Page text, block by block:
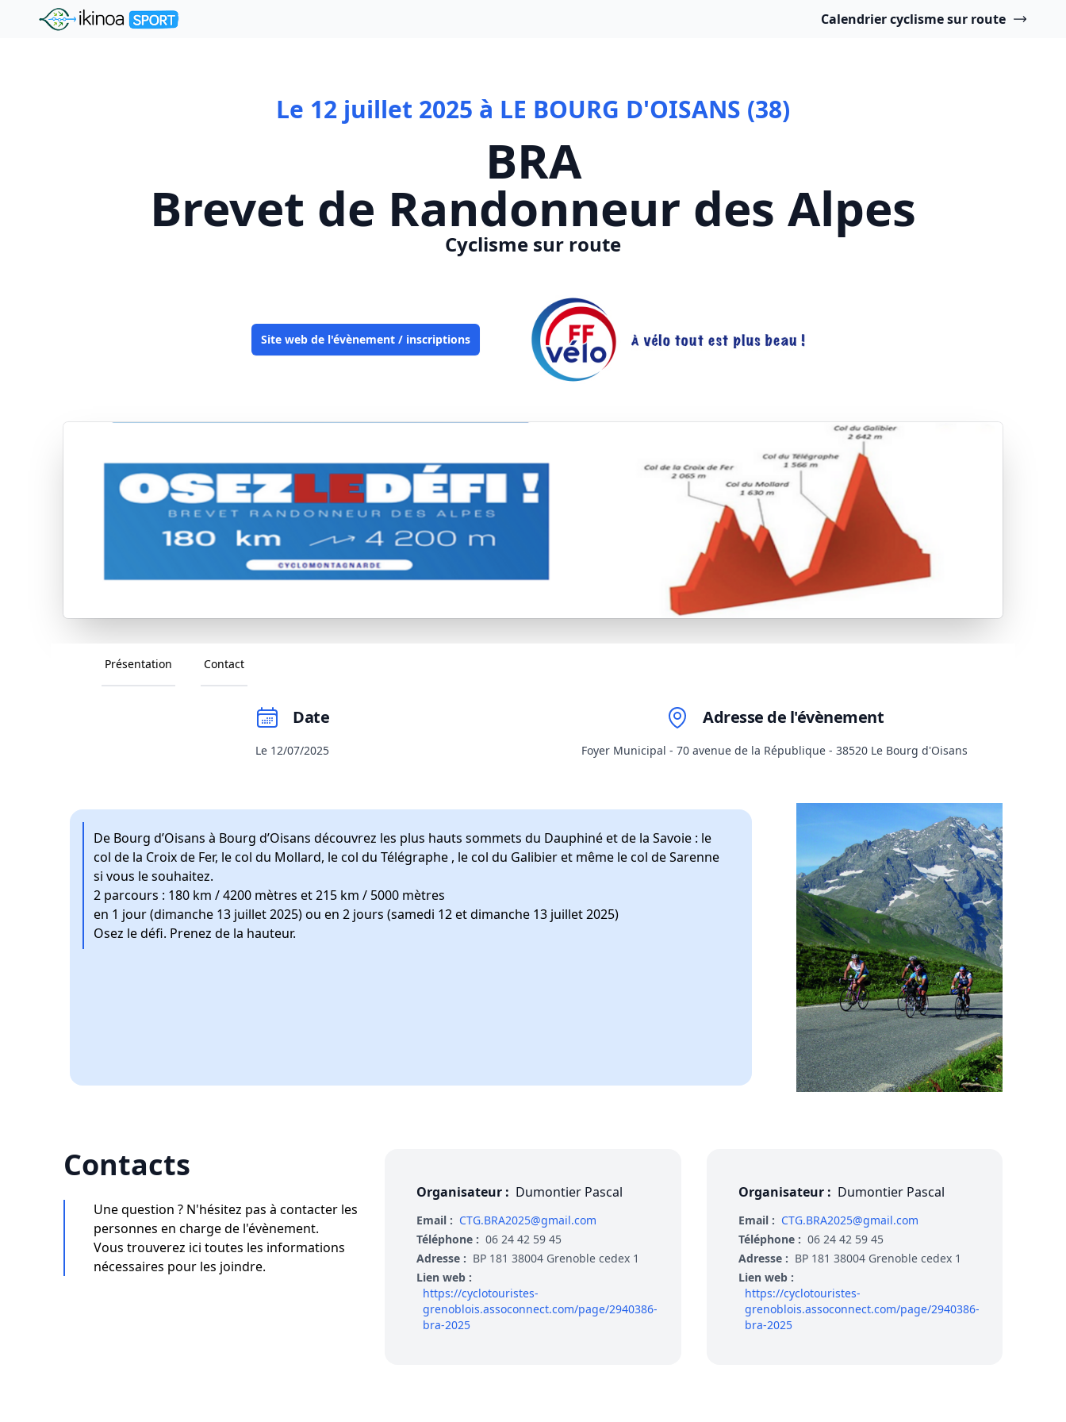
"Ikinoa Sport" Calendrier cyclisme sur route
Le 12 juillet 2025 à LE BOURG D'OISANS (38)
BRA
Brevet de Randonneur des Alpes
Cyclisme sur route
Site web de l'évènement / inscriptions
Présentation Contact
Date
Le 12/07/2025
Adresse de l'évènement
Foyer Municipal - 70 avenue de la République - 38520 Le Bourg d'Oisans
De Bourg d’Oisans à Bourg d’Oisans découvrez les plus hauts sommets du Dauphiné et de la Savoie : le
col de la Croix de Fer, le col du Mollard, le col du Télégraphe , le col du Galibier et même le col de Sarenne
si vous le souhaitez.
2 parcours : 180 km / 4200 mètres et 215 km / 5000 mètres
en 1 jour (dimanche 13 juillet 2025) ou en 2 jours (samedi 12 et dimanche 13 juillet 2025)
Osez le défi. Prenez de la hauteur.
Contacts
Une question ? N'hésitez pas à contacter les
personnes en charge de l'évènement.
Vous trouverez ici toutes les informations
nécessaires pour les joindre.
Organisateur : Dumontier Pascal
Email : CTG.BRA2025@gmail.com
Téléphone : 06 24 42 59 45
Adresse : BP 181 38004 Grenoble cedex 1
Lien web :
https://cyclotouristes-
grenoblois.assoconnect.com/page/2940386-
bra-2025
Organisateur : Dumontier Pascal
Email : CTG.BRA2025@gmail.com
Téléphone : 06 24 42 59 45
Adresse : BP 181 38004 Grenoble cedex 1
Lien web :
https://cyclotouristes-
grenoblois.assoconnect.com/page/2940386-
bra-2025